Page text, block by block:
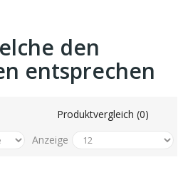
den
entsprechen
Produktvergleich (0)
Anzeige